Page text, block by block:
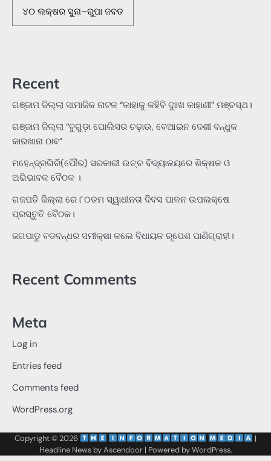
୪୦ ଲକ୍ଷର ସୁନା–ରୁପା ଜବତ
Recent
ଗଞ୍ଜାମ ଜିଲ୍ଲା ସାମାଜିକ ନାଟକ “କାହାକୁ କହିବି ଦୁଃଖ କାହାଣୀ” ମଞ୍ଚସ୍ଥ।
ଗଞ୍ଜାମ ଜିଲ୍ଲା “ବୁଗୁଡ଼ା ପୋଲିସର ଚଢ଼ାଉ, ବେଆଇନ ଦେଶୀ ବନ୍ଧୁକ
କାରଖାନା ଠାବ”
ମହେନ୍ଦ୍ରଗିରି(ପୌର) ସରକାରୀ ଉଚ୍ଚ ବିଦ୍ୟାଳୟରେ ଶିକ୍ଷକ ଓ
ଅଭିଭାବକ ବୈଠକ ।
ଗଜପତି ଜିଲ୍ଲା ରେ ୮୦ତମ ସ୍ୱାଧୀନତା ଦିବସ ପାଳନ ଉପଲକ୍ଷେ
ପ୍ରସ୍ତୁତି ବୈଠକ।
ଜଗପାଡୁ ବଡବନ୍ଧର ସମୀକ୍ଷା କଲେ ବିଧାୟକ ରୂପେଶ ପାଣିଗ୍ରାହୀ।
Recent Comments
Meta
Log in
Entries feed
Comments feed
WordPress.org
Copyright © 2026
|
Headline News byAscendoor| Powered byWordPress.